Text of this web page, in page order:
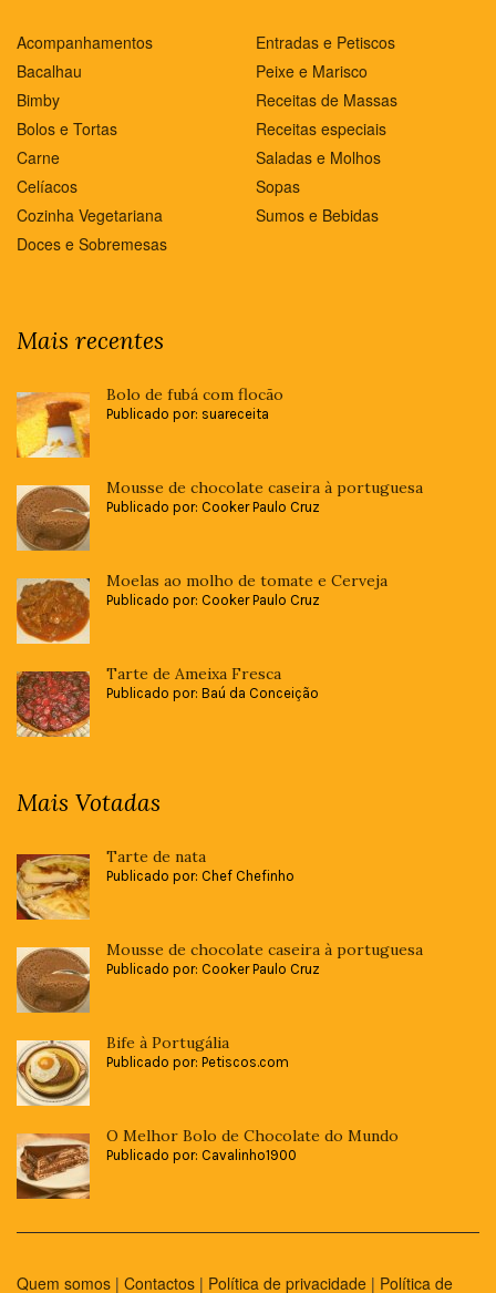
Acompanhamentos
Bacalhau
Bimby
Bolos e Tortas
Carne
Celíacos
Cozinha Vegetariana
Doces e Sobremesas
Entradas e Petiscos
Peixe e Marisco
Receitas de Massas
Receitas especiais
Saladas e Molhos
Sopas
Sumos e Bebidas
Mais recentes
Bolo de fubá com flocão
Publicado por: suareceita
Mousse de chocolate caseira à portuguesa
Publicado por: Cooker Paulo Cruz
Moelas ao molho de tomate e Cerveja
Publicado por: Cooker Paulo Cruz
Tarte de Ameixa Fresca
Publicado por: Baú da Conceição
Mais Votadas
Tarte de nata
Publicado por: Chef Chefinho
Mousse de chocolate caseira à portuguesa
Publicado por: Cooker Paulo Cruz
Bife à Portugália
Publicado por: Petiscos.com
O Melhor Bolo de Chocolate do Mundo
Publicado por: Cavalinho1900
Quem somos | Contactos | Política de privacidade | Política de